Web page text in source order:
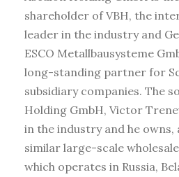
shareholder of VBH, the
leader in the industry and
ESCO Metallbausysteme
long-standing partner for
subsidiary companies. The
Holding GmbH, Victor
in the industry and he owns,
similar large-scale
which operates in Russia,